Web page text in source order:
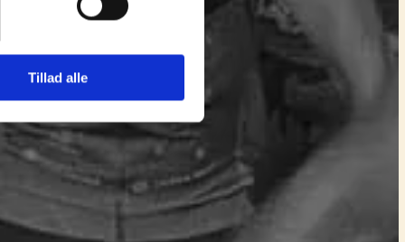
Tillad alle